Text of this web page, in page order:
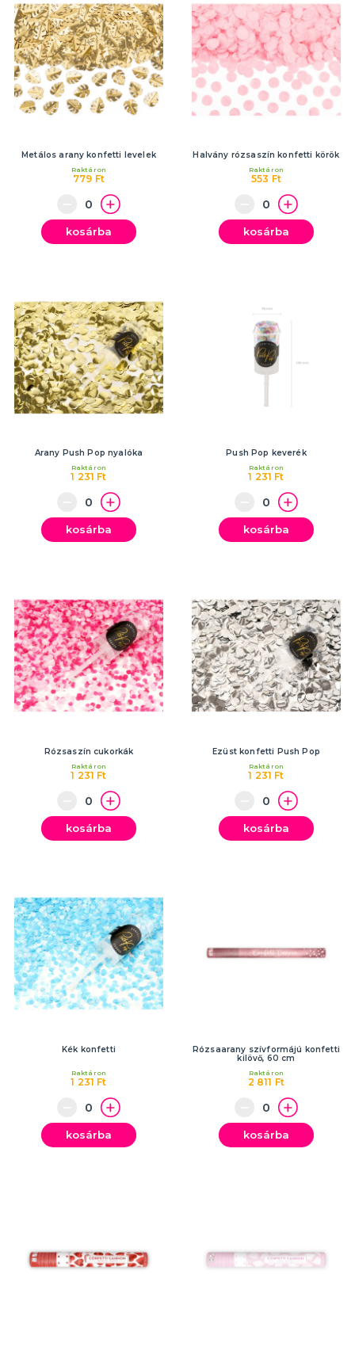
Metálos arany konfetti levelek
779 Ft
Raktáron
kosárba
Halvány rózsaszín konfetti körök
553 Ft
Raktáron
kosárba
Arany Push Pop nyalóka
1 231 Ft
Raktáron
kosárba
Push Pop keverék
1 231 Ft
Raktáron
kosárba
Rózsaszín cukorkák
1 231 Ft
Raktáron
kosárba
Ezüst konfetti Push Pop
1 231 Ft
Raktáron
kosárba
Kék konfetti
1 231 Ft
Raktáron
kosárba
Rózsaarany szívformájú konfetti
kilövő, 60 cm
2 811 Ft
Raktáron
kosárba